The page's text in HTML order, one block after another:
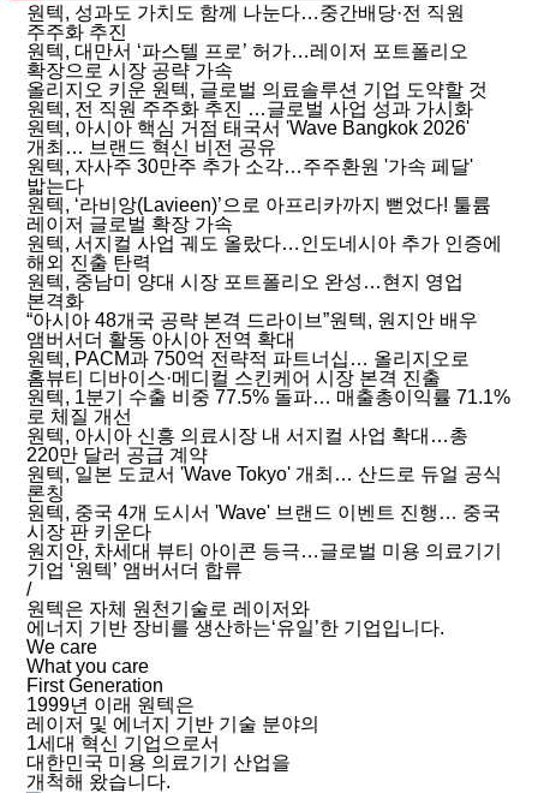
원텍, 성과도 가치도 함께 나눈다…중간배당·전 직원
주주화 추진
원텍, 대만서 ‘파스텔 프로’ 허가…레이저 포트폴리오
확장으로 시장 공략 가속
올리지오 키운 원텍, 글로벌 의료솔루션 기업 도약할 것
원텍, 전 직원 주주화 추진 …글로벌 사업 성과 가시화
원텍, 아시아 핵심 거점 태국서 'Wave Bangkok 2026'
개최… 브랜드 혁신 비전 공유
원텍, 자사주 30만주 추가 소각…주주환원 '가속 페달'
밟는다
원텍, ‘라비앙(Lavieen)’으로 아프리카까지 뻗었다! 툴륨
레이저 글로벌 확장 가속
원텍, 서지컬 사업 궤도 올랐다…인도네시아 추가 인증에
해외 진출 탄력
원텍, 중남미 양대 시장 포트폴리오 완성…현지 영업
본격화
“아시아 48개국 공략 본격 드라이브”원텍, 원지안 배우
앰버서더 활동 아시아 전역 확대
원텍, PACM과 750억 전략적 파트너십… 올리지오로
홈뷰티 디바이스·메디컬 스킨케어 시장 본격 진출
원텍, 1분기 수출 비중 77.5% 돌파… 매출총이익률 71.1%
로 체질 개선
원텍, 아시아 신흥 의료시장 내 서지컬 사업 확대…총
220만 달러 공급 계약
원텍, 일본 도쿄서 'Wave Tokyo' 개최… 산드로 듀얼 공식
론칭
원텍, 중국 4개 도시서 'Wave' 브랜드 이벤트 진행… 중국
시장 판 키운다
원지안, 차세대 뷰티 아이콘 등극…글로벌 미용 의료기기
기업 ‘원텍’ 앰버서더 합류
/
원텍은 자체 원천기술로 레이저와
에너지 기반 장비를 생산하는‘유일’한 기업입니다.
We care
What you care
First Generation
1999년 이래 원텍은
레이저 및 에너지 기반 기술 분야의
1세대 혁신 기업으로서
대한민국 미용 의료기기 산업을
개척해 왔습니다.